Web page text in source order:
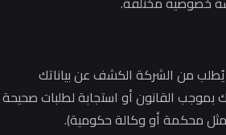
من الشركة الكشف عن بياناتك
بموجب القانون أو استجابة لطلبات صحيحة
محكمة أو وكالة حكومية).